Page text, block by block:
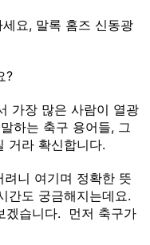
요, 말록 홈즈 신동광
?
가장 많은 사람이 열광
하는 축구 용어들, 그
거라 확신합니다.
니 여기며 정확한 뜻
간도 궁금해지는데요.
겠습니다. 먼저 축구가